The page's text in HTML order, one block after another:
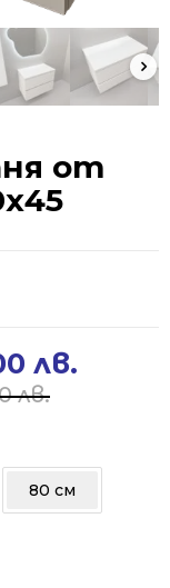
от
лв.
лв.
80 см